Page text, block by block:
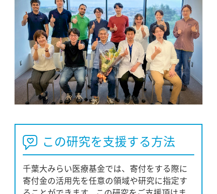
この研究を支援する方法
千葉大みらい医療基金では、寄付をする際に
寄付金の活用先を任意の領域や研究に指定す